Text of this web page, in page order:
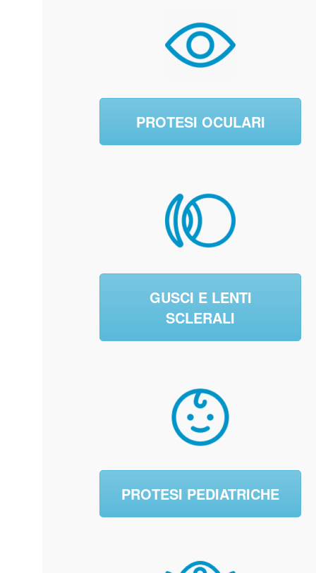
PROTESI OCULARI
GUSCI E LENTI
SCLERALI
PROTESI PEDIATRICHE